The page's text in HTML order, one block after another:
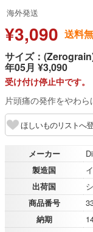
海外発送
¥3,090 送料
サイズ：
年05月 ¥3,090
受け付け停止中です。
片頭痛の発作をやわら
ほしいものリストへ
メーカー
製造国
出荷国
商品番号
納期